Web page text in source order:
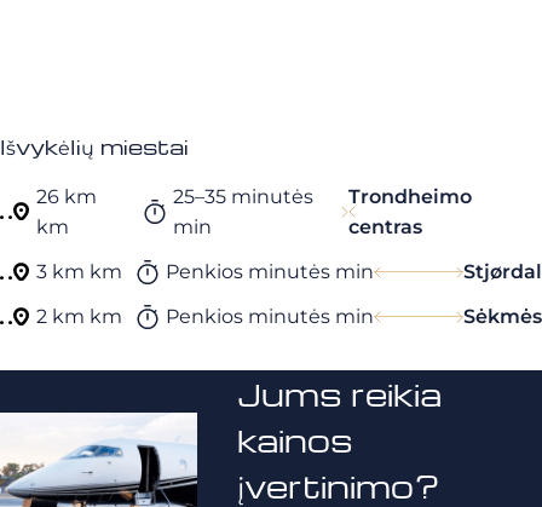
Išvykėlių miestai
26 km
km
25–35 minutės
min
Trondheimo
centras
3 km km
Penkios minutės min
Stjørdal
2 km km
Penkios minutės min Sėkmės
Jums reikia
kainos
įvertinimo?